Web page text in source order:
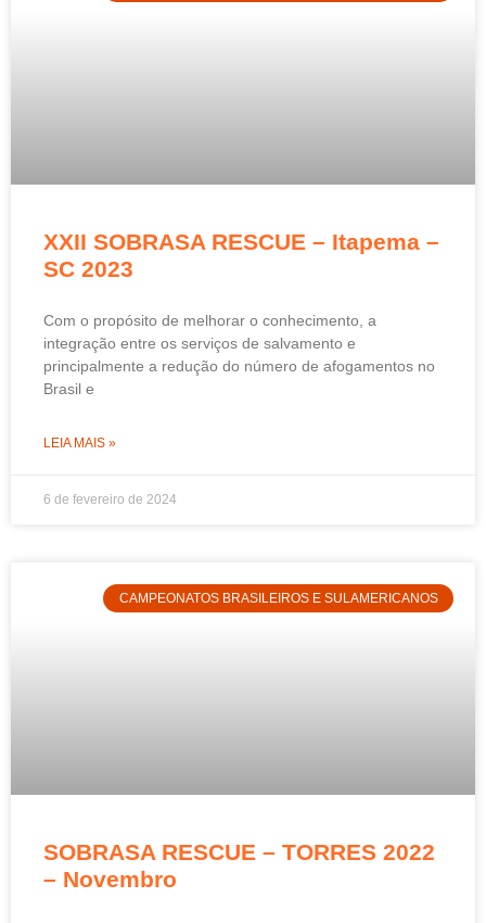
XXII SOBRASA RESCUE – Itapema –
SC 2023
Com o propósito de melhorar o conhecimento, a
integração entre os serviços de salvamento e
principalmente a redução do número de afogamentos no
Brasil e
LEIA MAIS »
6 de fevereiro de 2024
CAMPEONATOS BRASILEIROS E SULAMERICANOS
SOBRASA RESCUE – TORRES 2022
– Novembro